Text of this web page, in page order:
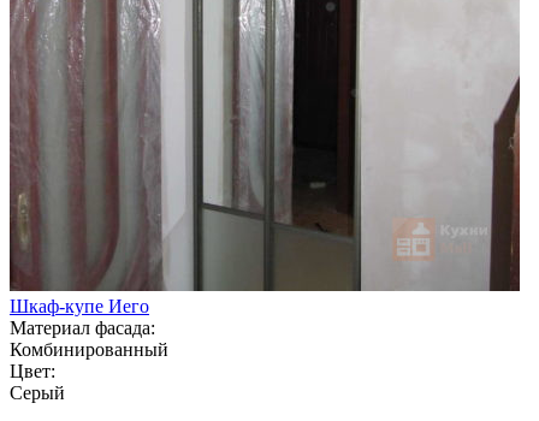
Шкаф-купе Иего
Материал фасада:
Комбинированный
Цвет:
Серый